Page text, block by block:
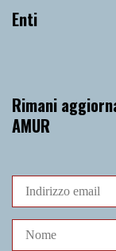
Enti
Rimani
AMUR